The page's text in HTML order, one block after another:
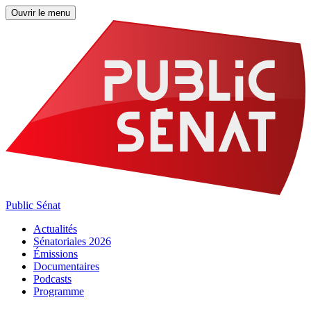
Ouvrir le menu
Public Sénat
Actualités
Sénatoriales 2026
Émissions
Documentaires
Podcasts
Programme